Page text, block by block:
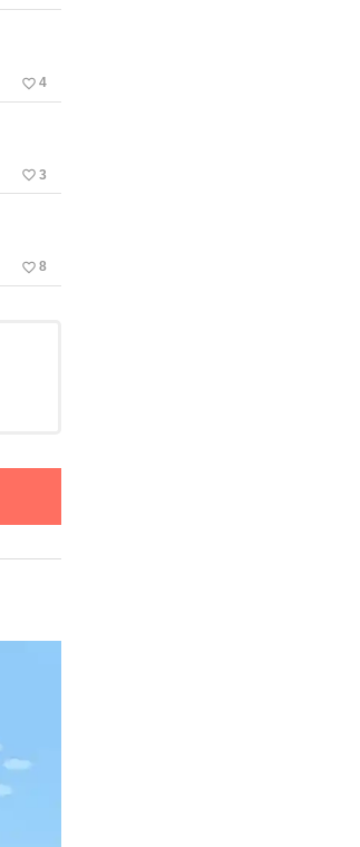
favorite_border 4
favorite_border 3
favorite_border 8